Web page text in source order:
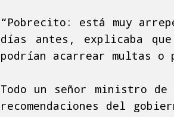
“Pobrecito: está muy
días antes, explicaba
podrían acarrear multas o
Todo un señor ministro
recomendaciones del